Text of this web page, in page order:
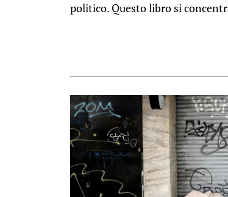
politico. Questo libro si